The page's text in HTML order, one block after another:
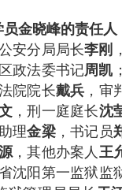
金晓峰的责任人
安分局局长李刚
政法委书记周凯
院院长戴兵 ，审
，刑一庭庭长沈
理金梁，书记员
，其他办案人王
沈阳第一监狱监